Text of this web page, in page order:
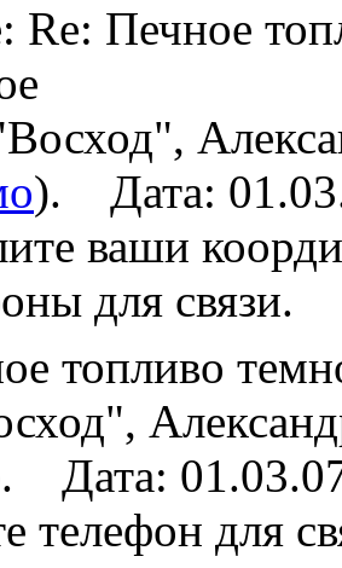
Re: Печное
). Дата:
ваши
для связи.
топливо
Дата:
телефон для